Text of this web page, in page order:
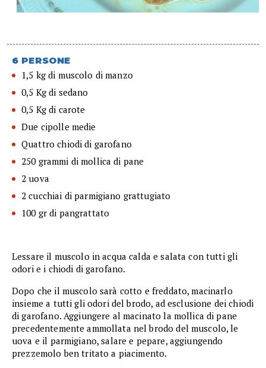
6 PERSONE
1,5 kg di muscolo di manzo
0,5 Kg di sedano
0,5 Kg di carote
Due cipolle medie
Quattro chiodi di garofano
250 grammi di mollica di pane
2 uova
2 cucchiai di parmigiano grattugiato
100 gr di pangrattato
Lessare il muscolo in acqua calda e salata con tutti gli
odori e i chiodi di garofano.
Dopo che il muscolo sarà cotto e freddato, macinarlo
insieme a tutti gli odori del brodo, ad esclusione dei chiodi
di garofano. Aggiungere al macinato la mollica di pane
precedentemente ammollata nel brodo del muscolo, le
uova e il parmigiano, salare e pepare, aggiungendo
prezzemolo ben tritato a piacimento.